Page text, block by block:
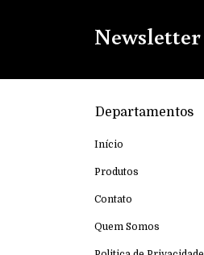
Newsletter
Departamentos
Início
Produtos
Contato
Quem Somos